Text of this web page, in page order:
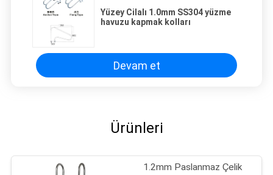
Yüzey Cilalı 1.0mm SS304 yüzme
havuzu kapmak kolları
Devam et
Ürünleri
1.2mm Paslanmaz Çelik